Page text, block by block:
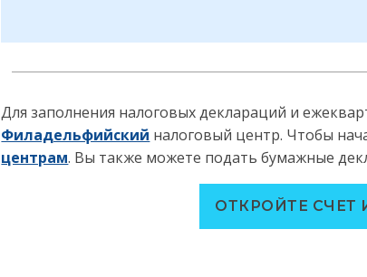
Для заполнения налоговых деклараций и
Филадельфийский налоговый центр. Чтобы
центрам. Вы также можете подать бумажные
ОТКРОЙТЕ СЧЕТ